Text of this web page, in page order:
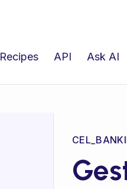
Recipes API Ask AI